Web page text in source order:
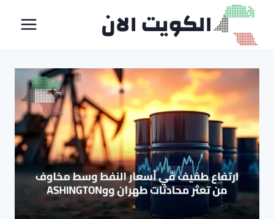
التجاوز
المحتوى
الكويت الان